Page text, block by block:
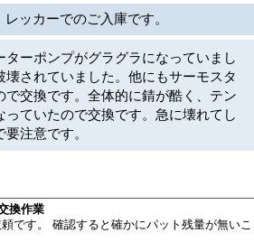
ッカーでのご入庫です。
ターポンプがグラグラになっていまし
壊されていました。他にもサーモスタ
で交換です。全体的に錆が酷く、テン
っていたので交換です。急に壊れてし
注意です。
換作業
です。 確認すると確かにパット残量が無いこ